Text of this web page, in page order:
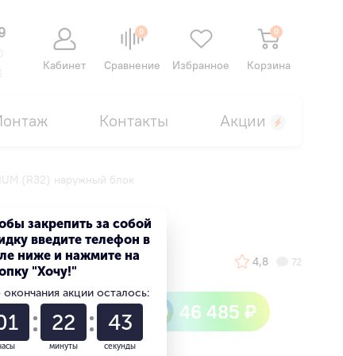
Кабинет
0
Сравнение Избранное
0
Корзина
Контакты Акции
(R32) наружный блок
4,8 72
Быстрый кешбек
от сбер спасибо
46 485 ₽
закрепить за собой
введите телефон в
ниже и нажмите на
"Хочу!"
акции осталось:
22
минуты
42
секунды